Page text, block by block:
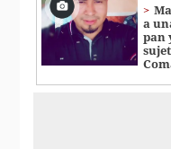
a
pan